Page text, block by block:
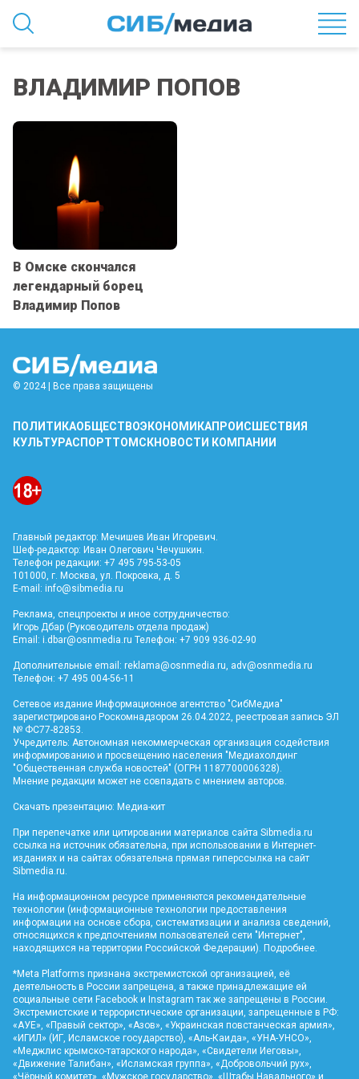
ВЛАДИМИР ПОПОВ
В Омске скончался
легендарный борец
Владимир Попов
© 2024 | Все права защищены
ПОЛИТИКАОБЩЕСТВОЭКОНОМИКАПРОИСШЕСТВИЯ
КУЛЬТУРАСПОРТТОМСКНОВОСТИ КОМПАНИИ
Главный редактор: Мечишев Иван Игоревич.
Шеф-редактор: Иван Олегович Чечушкин.
Телефон редакции: +7 495 795-53-05
101000, г. Москва, ул. Покровка, д. 5
E-mail: info@sibmedia.ru
Реклама, спецпроекты и иное сотрудничество:
Игорь Дбар (Руководитель отдела продаж)
Email: i.dbar@osnmedia.ru Телефон: +7 909 936-02-90
Дополнительные email: reklama@osnmedia.ru adv@osnmedia.ru
Телефон: +7 495 004-56-11
Сетевое издание Информационное агентство "СибМедиа"
зарегистрировано Роскомнадзором 26.04.2022, реестровая запись ЭЛ
№ ФС77-82853.
Учредитель: Автономная некоммерческая организация содействия
информированию и просвещению населения "Медиахолдинг
"Общественная служба новостей" (ОГРН 1187700006328).
Мнение редакции может не совпадать с мнением авторов.
Скачать презентацию: Медиа-кит
При перепечатке или цитировании материалов сайта Sibmedia.ru
ссылка на источник обязательна, при использовании в Интернет-
изданиях и на сайтах обязательна прямая гиперссылка на сайт
Sibmedia.ru
На информационном ресурсе применяются рекомендательные
технологии (информационные технологии предоставления
информации на основе сбора, систематизации и анализа сведений,
относящихся к предпочтениям пользователей сети "Интернет",
находящихся на территории Российской Федерации). Подробнее
*Meta Platforms признана экстремистской организацией, её
деятельность в России запрещена, а также принадлежащие ей
социальные сети Facebook и Instagram так же запрещены в России.
Экстремистские и террористические организации, запрещенные в РФ:
«АУЕ», «Правый сектор», «Азов», «Украинская повстанческая армия»,
«ИГИЛ» (ИГ, Исламское государство), «Аль-Каида», «УНА-УНСО»,
«Меджлис крымско-татарского народа», «Свидетели Иеговы»,
«Движение Талибан», «Исламская группа», «Добровольчий рух»,
«Чёрный комитет», «Мужское государство», «Штабы Навального» и